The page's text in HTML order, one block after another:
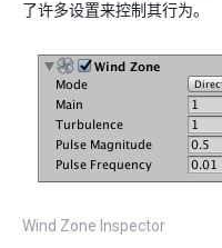
了许多设置来控制其行为。
Wind Zone Inspector